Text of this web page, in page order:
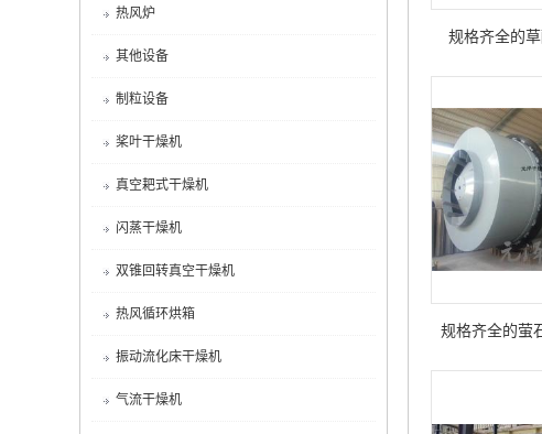
热风炉
其他设备
制粒设备
桨叶干燥机
真空耙式干燥机
闪蒸干燥机
双锥回转真空干燥机
热风循环烘箱
振动流化床干燥机
气流干燥机
规格齐全的
规格齐全的萤